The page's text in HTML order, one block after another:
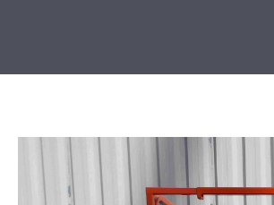
component.cms.imageGallery.skipImageGallery